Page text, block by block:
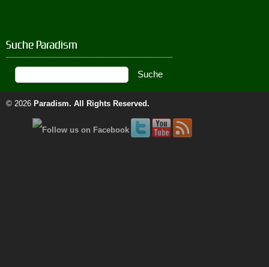
Suche Paradism
© 2026 Paradism. All Rights Reserved.